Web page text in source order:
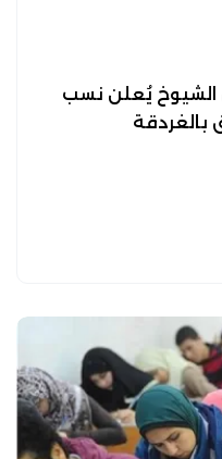
الشيوخ يُعلن نسب
بالغردقة